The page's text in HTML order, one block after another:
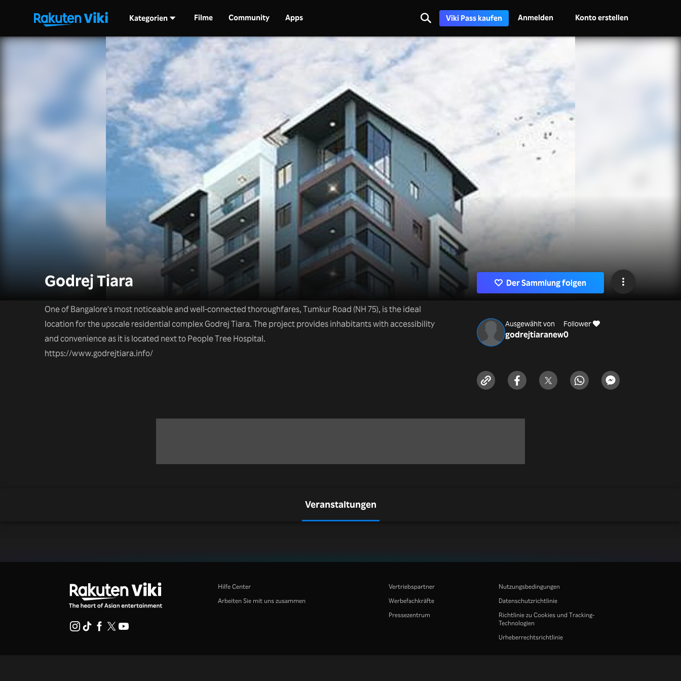
Kategorien Filme Community Apps Viki Pass kaufen Anmelden Konto erstellen
Godrej Tiara
One of Bangalore's most noticeable and well-connected thoroughfares, Tumkur Road (NH 75), is the ideal
location for the upscale residential complex Godrej Tiara. The project provides inhabitants with accessibility
and convenience as it is located next to People Tree Hospital.
https://www.godrejtiara.info/
Der Sammlung folgen
Ausgewählt von
godrejtiaranew
Follower
0
Veranstaltungen
Hilfe Center
Arbeiten Sie mit uns zusammen
Vertriebspartner
Werbefachkräfte
Pressezentrum
Nutzungsbedingungen
Datenschutzrichtlinie
Richtlinie zu Cookies und Tracking-
Technologien
Urheberrechtsrichtlinie